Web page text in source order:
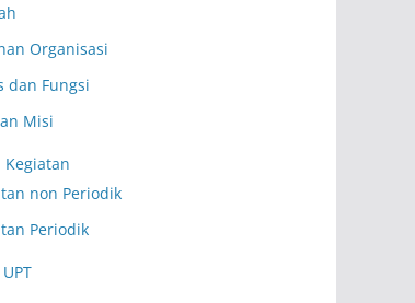
Organisasi
dan Fungsi
Misi
Kegiatan
non Periodik
Periodik